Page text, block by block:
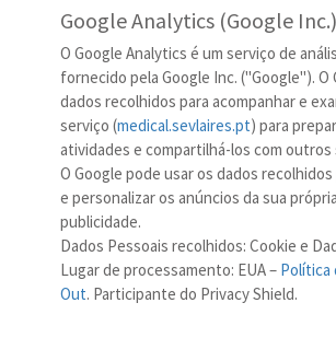
Google Analytics (Google Inc.)
O Google Analytics é um serviço de
fornecido pela Google Inc. ("Google"). O
dados recolhidos para acompanhar e
serviço (medical.sevlaires.pt) para
atividades e compartilhá-los com outros
O Google pode usar os dados
e personalizar os anúncios da sua
publicidade.
Dados Pessoais recolhidos: Cookie e
Lugar de processamento: EUA – Política
Out. Participante do Privacy Shield.